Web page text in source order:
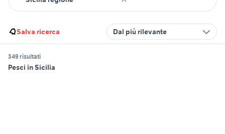
Salva ricerca Dal più rilevante
349 risultati
Pesci in Sicilia